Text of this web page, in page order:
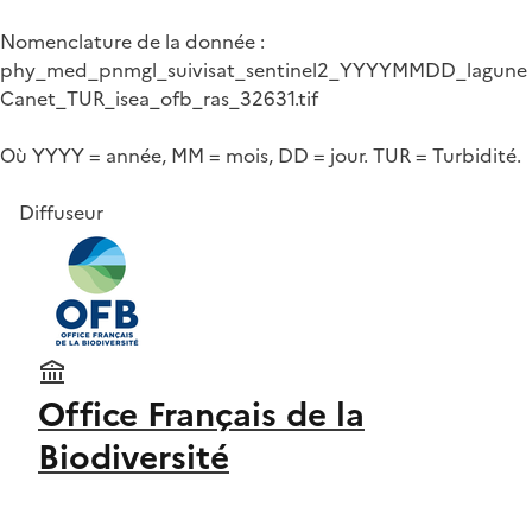
Nomenclature de la donnée :
phy_med_pnmgl_suivisat_sentinel2_YYYYMMDD_lagune
Canet_TUR_isea_ofb_ras_32631.tif
Où YYYY = année, MM = mois, DD = jour. TUR = Turbidité.
Diffuseur
Office Français de la
Biodiversité